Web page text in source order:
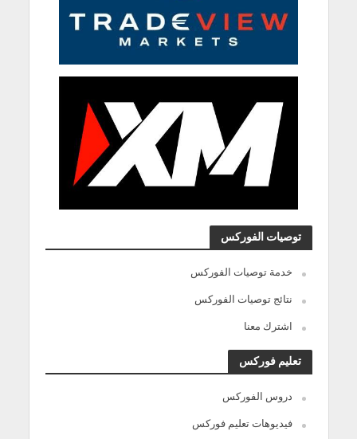
توصيات الفوركس
خدمة توصيات الفوركس
نتائج توصيات الفوركس
اشترك معنا
تعليم فوركس
دروس الفوركس
فيديوهات تعليم فوركس